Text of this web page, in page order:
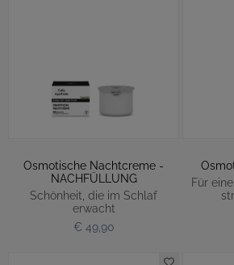
Osmotische Nachtcreme -
NACHFÜLLUNG
Schönheit, die im Schlaf
erwacht
€ 49,90
Für